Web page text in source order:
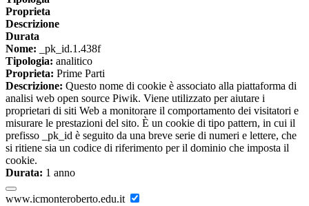
Proprieta
Descrizione
Durata
Nome: _pk_id.1.438f
Tipologia: analitico
Proprieta: Prime Parti
Descrizione: Questo nome di cookie è associato alla piattaforma di
analisi web open source Piwik. Viene utilizzato per aiutare i
proprietari di siti Web a monitorare il comportamento dei visitatori e
misurare le prestazioni del sito. È un cookie di tipo pattern, in cui il
prefisso _pk_id è seguito da una breve serie di numeri e lettere, che
si ritiene sia un codice di riferimento per il dominio che imposta il
cookie.
Durata: 1 anno
www.icmonteroberto.edu.it